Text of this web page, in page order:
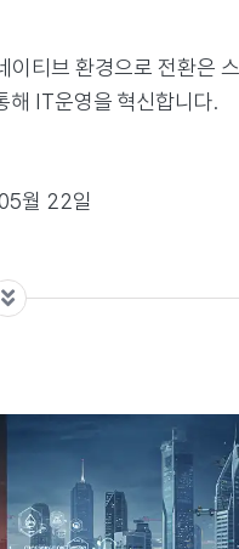
티브 환경으로 전환은
해 IT운영을 혁신합니다.
월 22일